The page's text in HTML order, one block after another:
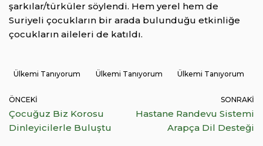
şarkılar/türküler söylendi. Hem yerel hem de
Suriyeli çocukların bir arada bulunduğu etkinliğe
çocukların aileleri de katıldı.
Ülkemi Tanıyorum Ülkemi Tanıyorum Ülkemi Tanıyorum
ÖNCEKI
Çocuğuz Biz Korosu
Dinleyicilerle Buluştu
SONRAKI
Hastane Randevu Sistemi
Arapça Dil Desteği